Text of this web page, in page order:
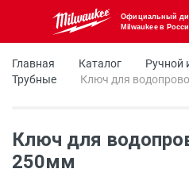
Официальный
Milwaukee в
Главная Каталог Ручной
Трубные
Ключ для
Ключ для
250мм